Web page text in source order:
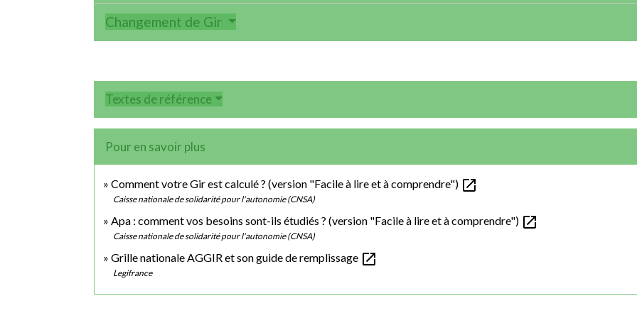
Changement de Gir
Textes de référence
Pour en savoir plus
Comment votre Gir est calculé ? (version "Facile à lire et à comprendre") open_in_new
Caisse nationale de solidarité pour l'autonomie (CNSA)
Apa : comment vos besoins sont-ils étudiés ? (version "Facile à lire et à comprendre") open_in_new
Caisse nationale de solidarité pour l'autonomie (CNSA)
Grille nationale AGGIR et son guide de remplissage open_in_new
Legifrance